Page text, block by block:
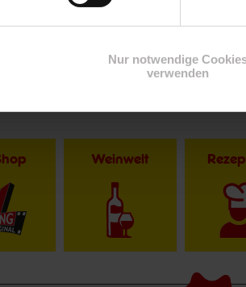
Nur notwendige
verwenden
im Textverlauf die männliche Form der
Weinwelt